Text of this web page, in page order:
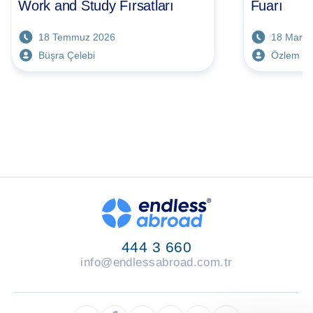
Work and Study Fırsatları
18 Temmuz 2026
Büşra Çelebi
Fuarı
18 Mart
Özlem
444 3 660
info@endlessabroad.com.tr